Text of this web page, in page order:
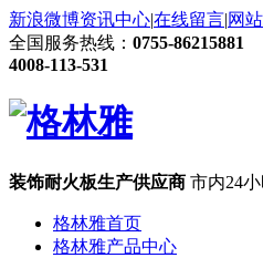
新浪微博资讯中心|在线留言|网
全国服务热线： 0755-86215881
4008-113-531
装饰耐火板生产供应商 市内24
格林雅首页
格林雅产品中心